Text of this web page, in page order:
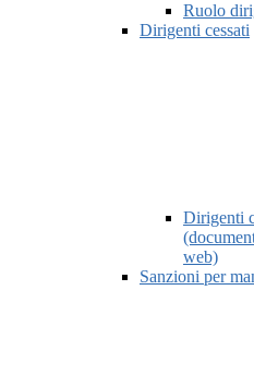
Ruolo
Dirigenti cessati
Dirigenti
web)
Sanzioni per